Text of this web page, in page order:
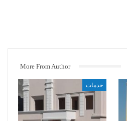
More From Author
خدمات